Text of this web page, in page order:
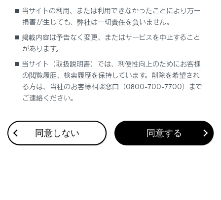
合わせて見られているページ
ハイブリッドシステムの特徴
オートアラーム
ハイブリッドシステムの注意
このページは役に立ちましたか？
当サイトの利用、または利用できなかったことにより万一
損害が生じても、弊社は一切責任を負いません。
掲載内容は予告なく変更、またはサービスを中止すること
があります。
当サイト（取扱説明書）では、利便性向上のためにお客様
の閲覧履歴、検索履歴を保持しています。削除を希望され
る方は、当社のお客様相談窓口（0800-700-7700）まで
ご連絡ください。
同意しない 同意する